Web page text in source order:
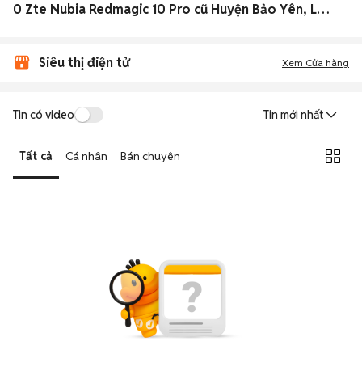
0 Zte Nubia Redmagic 10 Pro cũ Huyện Bảo Yên, Lào Cai đẹp
Siêu thị điện tử Xem Cửa hàng
Tin có video Tin mới nhất
Tất cả Cá nhân Bán chuyên